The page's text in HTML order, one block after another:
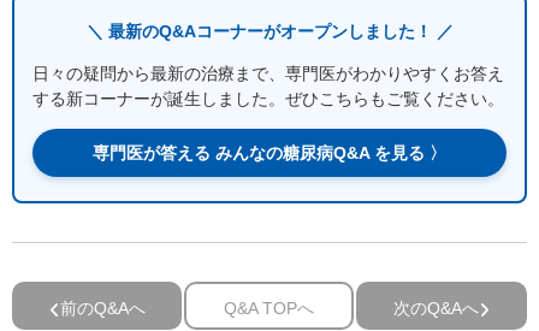
＼ 最新のQ&Aコーナーがオープンしました！ ／
日々の疑問から最新の治療まで、専門医がわかりやすくお答え
する新コーナーが誕生しました。ぜひこちらもご覧ください。
専門医が答える みんなの糖尿病Q&A を見る 〉
前のQ&Aへ Q&A TOPへ 次のQ&Aへ